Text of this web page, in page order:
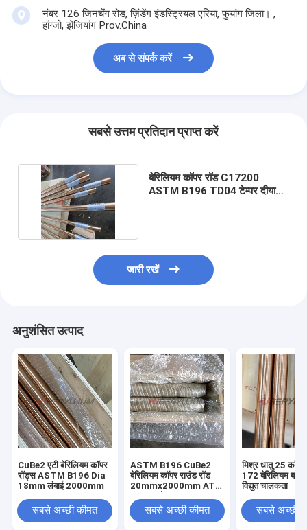
नंबर 126 जिनचेंग रोड, ज़िंडेंग इंडस्ट्रियल एरिया, फुयांग जिला। ,
हांग्जो, झेजियांग Prov.China
अब से संपर्क करें
सबसे उत्तम प्रतिदान प्राप्त करें
बेरिलियम कॉपर रॉड C17200
ASTM B196 TD04 टेम्पर दीया
जारी रखें
अनुशंसित उत्पाद
CuBe2 एटी बेरिलियम कॉपर
रॉड्स ASTM B196 Dia
18mm लंबाई 2000mm
सबसे अच्छी कीमत
ASTM B196 CuBe2
बेरिलियम कॉपर राउंड रॉड
20mmx2000mm AT
सबसे अच्छी कीमत
मिश्र धातु 25 कॉपर
172 बेरिलियम बार
विद्युत चालकता
सबसे अच्छी